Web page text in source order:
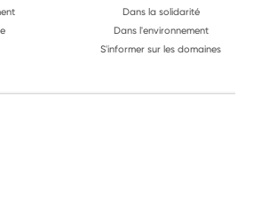
Dans la solidarité
Dans l'environnement
S'informer sur les domaines